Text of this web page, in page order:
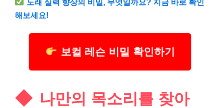
해보세요!
보컬 레슨 비밀 확인하기
나만의 목소리를 찾아